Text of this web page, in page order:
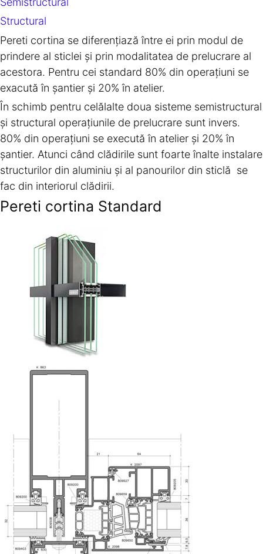
Structural
Pereti cortina se diferențiază între ei prin modul de
prindere al sticlei și prin modalitatea de prelucrare al
acestora. Pentru cei standard 80% din operațiuni se
exacută în șantier și 20% în atelier.
În schimb pentru celălalte doua sisteme semistructural
și structural operațiunile de prelucrare sunt invers.
80% din operațiuni se execută în atelier și 20% în
șantier. Atunci când clădirile sunt foarte înalte instalare
structurilor din aluminiu și al panourilor din sticlă se
fac din interiorul clădirii.
Pereti cortina Standard